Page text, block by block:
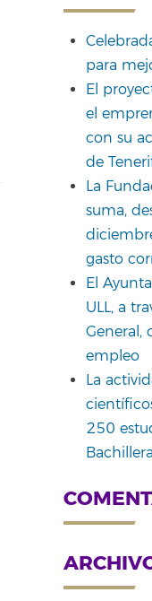
para
El
el
con su
de
La
suma,
gasto
El
ULL, a
General,
empleo
La
250